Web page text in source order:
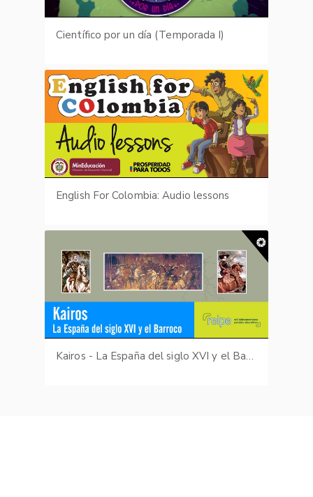
Científico por un día (Temporada I)
English For Colombia: Audio lessons
Kairos - La España del siglo XVI y el Barroco